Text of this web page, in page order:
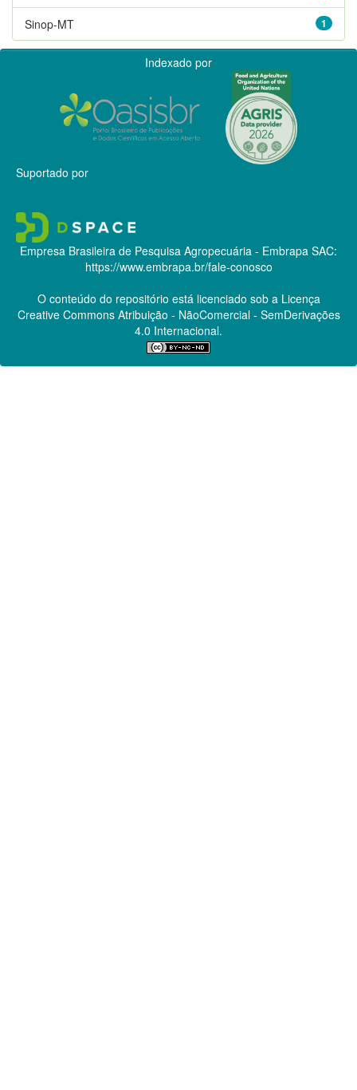
1
Sinop-MT
Indexado por
Suportado por
Empresa Brasileira de Pesquisa Agropecuária - Embrapa SAC:
https://www.embrapa.br/fale-conosco
O conteúdo do repositório está licenciado sob a Licença
Creative CommonsAtribuição - NãoComercial - SemDerivações
4.0 Internacional.